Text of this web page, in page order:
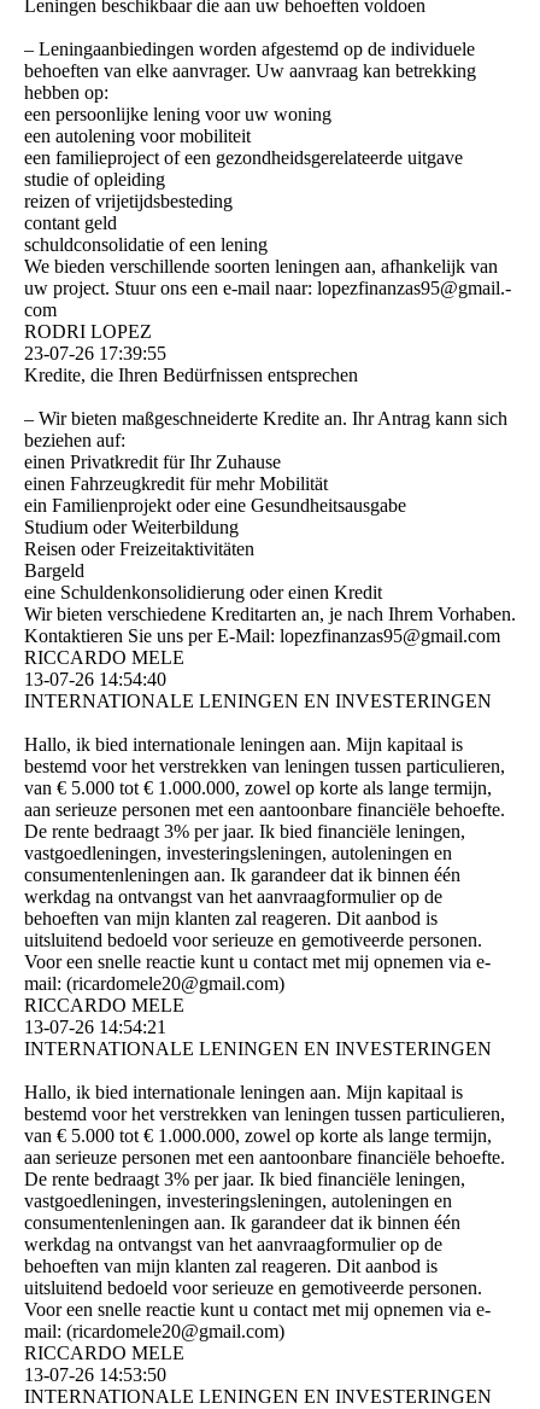
Leningen beschikbaar die aan uw behoeften voldoen
– Leningaanbiedingen worden afgestemd op de individuele
behoeften van elke aanvrager. Uw aanvraag kan betrekking
hebben op:
een persoonlijke lening voor uw woning
een autolening voor mobiliteit
een familieproject of een gezondheidsgerelateerde uitgave
studie of opleiding
reizen of vrijetijdsbesteding
contant geld
schuldconsolidatie of een lening
We bieden verschillende soorten leningen aan, afhankelijk van
uw project. Stuur ons een e-mail naar: lopezfinanzas95@­gmail.­
com
RODRI LOPEZ
23-07-26 17:39:55
Kredite, die Ihren Bedürfnissen entsprechen
– Wir bieten maßgeschneiderte Kredite an. Ihr Antrag kann sich
beziehen auf:
einen Privatkredit für Ihr Zuhause
einen Fahrzeugkredit für mehr Mobilität
ein Familienprojekt oder eine Gesundheitsausgabe
Studium oder Weiterbildung
Reisen oder Freizeitaktivitäten
Bargeld
eine Schuldenkonsolidierung oder einen Kredit
Wir bieten verschiedene Kreditarten an, je nach Ihrem Vorhaben.
Kontaktieren Sie uns per E-Mail: lopezfinanzas95@­gmail.­com
RICCARDO MELE
13-07-26 14:54:40
INTERNATIONALE LENINGEN EN INVESTERINGEN
Hallo, ik bied internationale leningen aan. Mijn kapitaal is
bestemd voor het verstrekken van leningen tussen particulieren,
van € 5.000 tot € 1.000.000, zowel op korte als lange termijn,
aan serieuze personen met een aantoonbare financiële behoefte.
De rente bedraagt ​​3% per jaar. Ik bied financiële leningen,
vastgoedleningen, investeringsleningen, autoleningen en
consumentenleningen aan. Ik garandeer dat ik binnen één
werkdag na ontvangst van het aanvraagformulier op de
behoeften van mijn klanten zal reageren. Dit aanbod is
uitsluitend bedoeld voor serieuze en gemotiveerde personen.
Voor een snelle reactie kunt u contact met mij opnemen via e-
mail: (­ricardomele20@­gmail.­com)­
RICCARDO MELE
13-07-26 14:54:21
INTERNATIONALE LENINGEN EN INVESTERINGEN
Hallo, ik bied internationale leningen aan. Mijn kapitaal is
bestemd voor het verstrekken van leningen tussen particulieren,
van € 5.000 tot € 1.000.000, zowel op korte als lange termijn,
aan serieuze personen met een aantoonbare financiële behoefte.
De rente bedraagt ​​3% per jaar. Ik bied financiële leningen,
vastgoedleningen, investeringsleningen, autoleningen en
consumentenleningen aan. Ik garandeer dat ik binnen één
werkdag na ontvangst van het aanvraagformulier op de
behoeften van mijn klanten zal reageren. Dit aanbod is
uitsluitend bedoeld voor serieuze en gemotiveerde personen.
Voor een snelle reactie kunt u contact met mij opnemen via e-
mail: (­ricardomele20@­gmail.­com)­
RICCARDO MELE
13-07-26 14:53:50
INTERNATIONALE LENINGEN EN INVESTERINGEN